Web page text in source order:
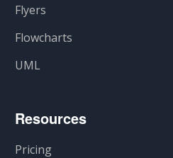
Flyers
Flowcharts
UML
Resources
Pricing